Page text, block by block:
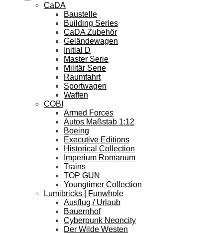
CaDA
Baustelle
Building Series
CaDA Zubehör
Geländewagen
Initial D
Master Serie
Militär Serie
Raumfahrt
Sportwagen
Waffen
COBI
Armed Forces
Autos Maßstab 1:12
Boeing
Executive Editions
Historical Collection
Imperium Romanum
Trains
TOP GUN
Youngtimer Collection
Lumibricks | Funwhole
Ausflug / Urlaub
Bauernhof
Cyberpunk Neoncity
Der Wilde Westen